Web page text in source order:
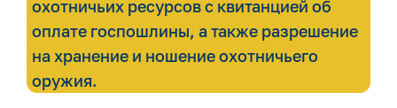
охотничьих ресурсов с квитанцией об
оплате госпошлины, а также разрешение
на хранение и ношение охотничьего
оружия.